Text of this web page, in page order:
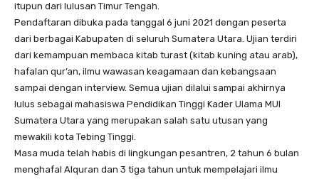
itupun dari lulusan Timur Tengah.
Pendaftaran dibuka pada tanggal 6 juni 2021 dengan peserta
dari berbagai Kabupaten di seluruh Sumatera Utara. Ujian terdiri
dari kemampuan membaca kitab turast (kitab kuning atau arab),
hafalan qur’an, ilmu wawasan keagamaan dan kebangsaan
sampai dengan interview. Semua ujian dilalui sampai akhirnya
lulus sebagai mahasiswa Pendidikan Tinggi Kader Ulama MUI
Sumatera Utara yang merupakan salah satu utusan yang
mewakili kota Tebing Tinggi.
Masa muda telah habis di lingkungan pesantren, 2 tahun 6 bulan
menghafal Alquran dan 3 tiga tahun untuk mempelajari ilmu